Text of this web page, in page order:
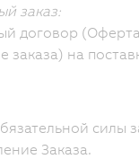
заказ:
договор
заказа) на
силы
Заказа.